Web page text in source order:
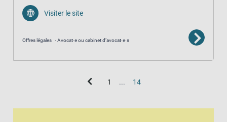
Visiter le site
Offres légales Avocat·e ou cabinet d’avocat·e·s
1 ... 14
Vue de la carte